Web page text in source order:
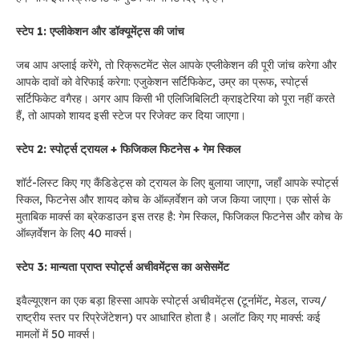
स्टेप 1: एप्लीकेशन और डॉक्यूमेंट्स की जांच
जब आप अप्लाई करेंगे, तो रिक्रूटमेंट सेल आपके एप्लीकेशन की पूरी जांच करेगा और
आपके दावों को वेरिफाई करेगा: एजुकेशन सर्टिफिकेट, उम्र का प्रूफ, स्पोर्ट्स
सर्टिफिकेट वगैरह। अगर आप किसी भी एलिजिबिलिटी क्राइटेरिया को पूरा नहीं करते
हैं, तो आपको शायद इसी स्टेज पर रिजेक्ट कर दिया जाएगा।
स्टेप 2: स्पोर्ट्स ट्रायल + फिजिकल फिटनेस + गेम स्किल
शॉर्ट-लिस्ट किए गए कैंडिडेट्स को ट्रायल के लिए बुलाया जाएगा, जहाँ आपके स्पोर्ट्स
स्किल, फिटनेस और शायद कोच के ऑब्ज़र्वेशन को जज किया जाएगा। एक सोर्स के
मुताबिक मार्क्स का ब्रेकडाउन इस तरह है: गेम स्किल, फिजिकल फिटनेस और कोच के
ऑब्ज़र्वेशन के लिए 40 मार्क्स।
स्टेप 3: मान्यता प्राप्त स्पोर्ट्स अचीवमेंट्स का असेसमेंट
इवैल्यूएशन का एक बड़ा हिस्सा आपके स्पोर्ट्स अचीवमेंट्स (टूर्नामेंट, मेडल, राज्य/
राष्ट्रीय स्तर पर रिप्रेजेंटेशन) पर आधारित होता है। अलॉट किए गए मार्क्स: कई
मामलों में 50 मार्क्स।